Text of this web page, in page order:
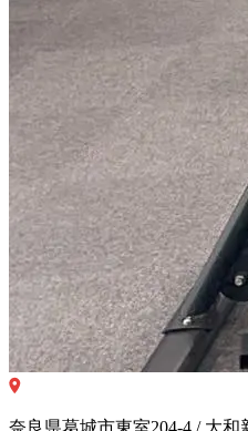
奈良県葛城市東室204-4 / 大和